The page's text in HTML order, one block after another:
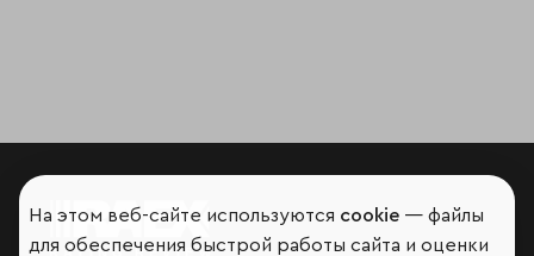
На этом веб-сайте используются cookie — файлы
для обеспечения быстрой работы сайта и оценки